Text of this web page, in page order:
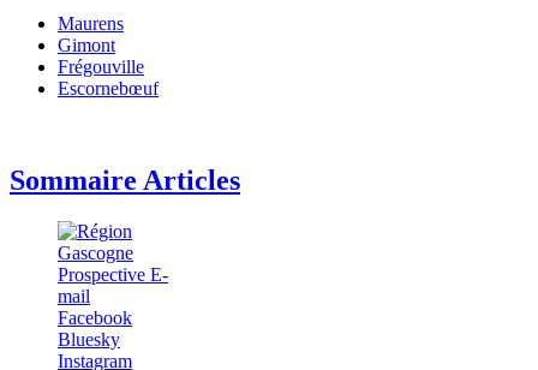
Maurens
Gimont
Frégouville
Escornebœuf
Sommaire Articles